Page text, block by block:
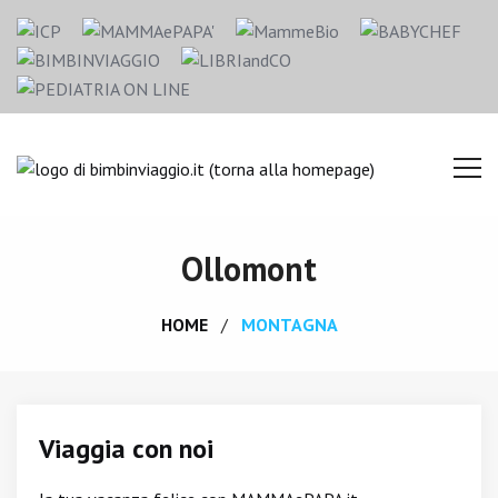
Ollomont
HOME MONTAGNA
Viaggia con noi